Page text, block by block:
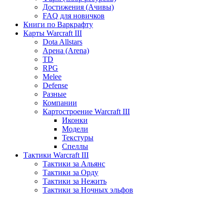
Достижения (Ачивы)
FAQ для новичков
Книги по Варкрафту
Карты Warcraft III
Dota Allstars
Арена (Arena)
TD
RPG
Melee
Defense
Разные
Компании
Картостроение Warcraft III
Иконки
Модели
Текстуры
Спеллы
Тактики Warcraft III
Тактики за Альянс
Тактики за Орду
Тактики за Нежить
Тактики за Ночных эльфов